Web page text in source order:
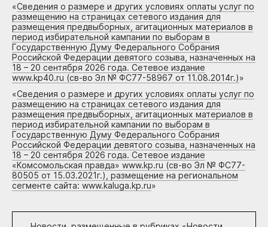
«Сведения о размере и других условиях оплаты услуг по
размещению на страницах сетевого издания для
размещения предвыборных, агитационных материалов в
период избирательной кампании по выборам в
Государственную Думу Федерального Собрания
Российской Федерации девятого созыва, назначенных на
18 – 20 сентября 2026 года. Сетевое издание
www.kp40.ru (св-во Эл № ФС77-58967 от 11.08.2014г.)»
«Сведения о размере и других условиях оплаты услуг по
размещению на страницах сетевого издания для
размещения предвыборных, агитационных материалов в
период избирательной кампании по выборам в
Государственную Думу Федерального Собрания
Российской Федерации девятого созыва, назначенных на
18 – 20 сентября 2026 года. Сетевое издание
«Комсомольская правда» www.kp.ru (св-во Эл № ФС77-
80505 от 15.03.2021г.), размещение на региональном
сегменте сайта: www.kaluga.kp.ru»